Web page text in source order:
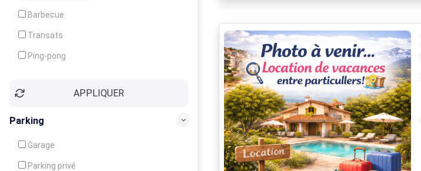
Barbecue
Transats
Ping-pong
Jeux d'enfantsAPPLIQUER
Parking
Garage
Parking privé